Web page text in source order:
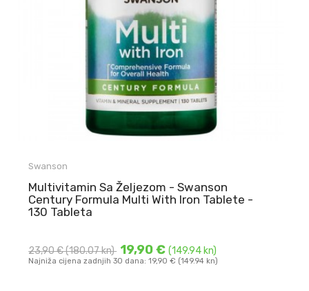
Swanson
Multivitamin Sa Željezom - Swanson
Century Formula Multi With Iron Tablete -
130 Tableta
23,90 €(180.07 kn) 19,90 €(149.94 kn)
Najniža cijena zadnjih 30 dana: 19,90 € (149.94 kn)